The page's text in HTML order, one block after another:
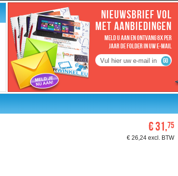
NIEUWSBRIEF VOL
MET AANBIEDINGEN
MELD U AAN EN ONTVANG 8X PER
JAAR DE FOLDER IN UW E-MAIL
€ 31,75
€ 26,24 excl. BTW